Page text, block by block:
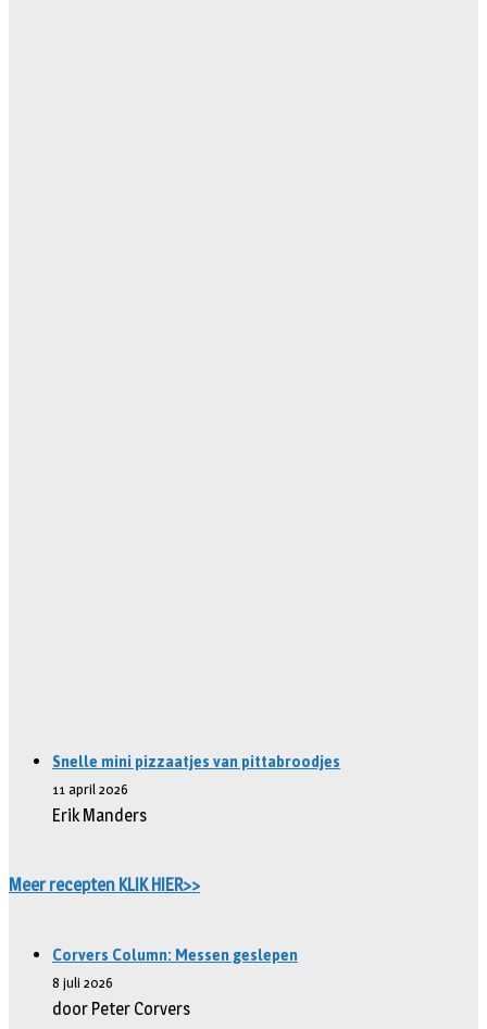
Snelle mini pizzaatjes van pittabroodjes
11 april 2026
Erik Manders
Meer recepten KLIK HIER>>
Corvers Column: Messen geslepen
8 juli 2026
door Peter Corvers